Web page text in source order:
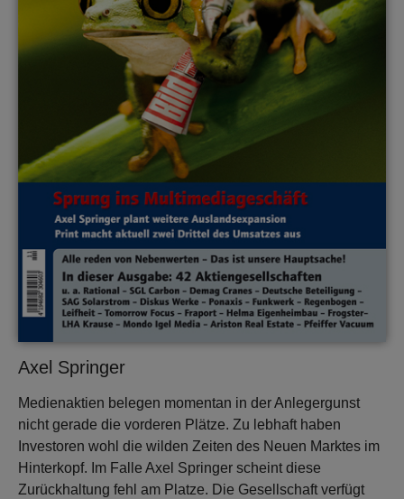
Axel Springer
Medienaktien belegen momentan in der Anlegergunst
nicht gerade die vorderen Plätze. Zu lebhaft haben
Investoren wohl die wilden Zeiten des Neuen Marktes im
Hinterkopf. Im Falle Axel Springer scheint diese
Zurückhaltung fehl am Platze. Die Gesellschaft verfügt